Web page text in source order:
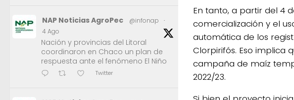
En tanto, a partir del 4
comercialización y el
automática de los
Clorpirifós. Eso implica
campaña de maíz
2022/23.
NAP Noticias AgroPec @infonap
·
4 Ago
Nación y provincias del Litoral
coordinaron en Chaco un plan de
respuesta ante el fenómeno El Niño
Twitter